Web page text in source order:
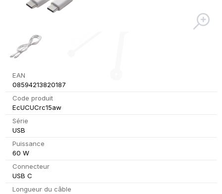
EAN
08594213820187
Code produit
EcUCUCrc15aw
Série
USB
Puissance
60 W
Connecteur
USB C
Longueur du câble